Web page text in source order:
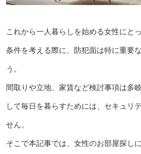
これから一人暮らしを始める女性にと
条件を考える際に、防犯面は特に重要
う。
間取りや立地、家賃など検討事項は多
して毎日を暮らすためには、セキュリ
せん。
そこで本記事では、女性のお部屋探し